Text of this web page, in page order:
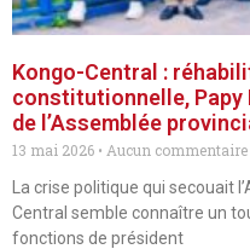
Kongo-Central :
constitutionnelle,
de l’Assemblée
13 mai 2026
Aucun commentaire
La crise politique qui secouait
Central semble connaître un
fonctions de président